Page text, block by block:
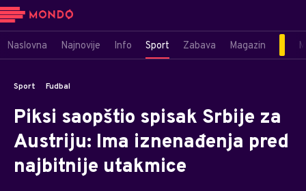
Naslovna Najnovije Info Sport Zabava Magazin
Sport Fudbal
Piksi saopštio spisak Srbije za
Austriju: Ima iznenađenja pred
najbitnije utakmice